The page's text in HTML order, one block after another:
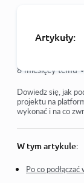
Artykuły:
Kontrola
Jak wyłączyć
komunikatorów
Zmiana
publicznych
8 miesięcy temu •
Dowiedz się, jak
projektu na
wykonać i na co
W tym artykule:
Po co